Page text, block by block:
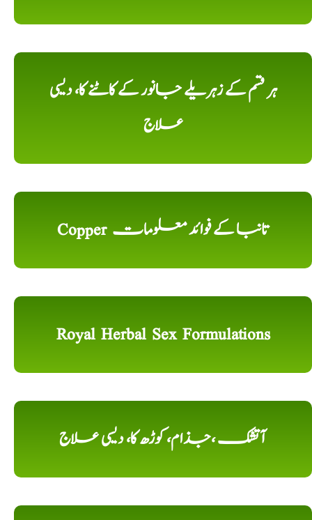
ہر قسم کے زہریلے جانور کے کاٹنے کا، دیسی
علاج
Copper تانبا کے فوائد معلومات
Royal Herbal Sex Formulations
آتشک ،جذام، کوڑھ کا، دیسی علاج